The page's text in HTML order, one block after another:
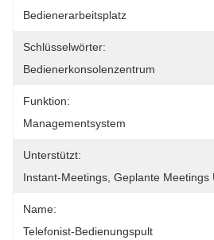
Bedienerarbeitsplatz
Schlüsselwörter:
Bedienerkonsolenzentrum
Funktion:
Managementsystem
Unterstützt:
Instant-Meetings, Geplante Meetings
Name:
Telefonist-Bedienungspult